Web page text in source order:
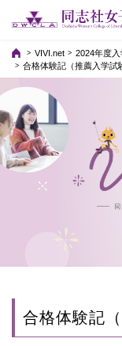
VIVI.net
2024年度
合格体験記（推薦入学試
合格体験記